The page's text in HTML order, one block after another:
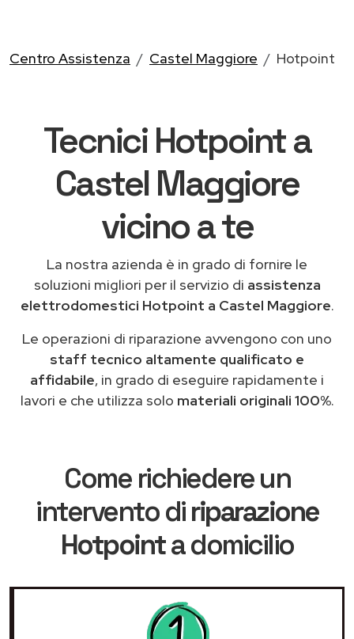
Centro Assistenza Castel Maggiore Hotpoint
Tecnici Hotpoint a
Castel Maggiore
vicino a te
La nostra azienda è in grado di fornire le
soluzioni migliori per il servizio di assistenza
elettrodomestici Hotpoint a Castel Maggiore.
Le operazioni di riparazione avvengono con uno
staff tecnico altamente qualificato e
affidabile, in grado di eseguire rapidamente i
lavori e che utilizza solo materiali originali 100%.
Come richiedere un
intervento diriparazione
Hotpointa domicilio